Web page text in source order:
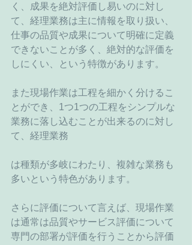
く、成果を絶対評価し易いのに対し
て、経理業務は主に情報を取り扱い、
仕事の品質や成果について明確に定義
できないことが多く、絶対的な評価を
しにくい、という特徴があります。
また現場作業は工程を細かく分けるこ
とができ、1つ1つの工程をシンプルな
業務に落し込むことが出来るのに対し
て、経理業務
は種類が多岐にわたり、複雑な業務も
多いという特色があります。
さらに評価について言えば、現場作業
は通常は品質やサービス評価について
専門の部署が評価を行うことから評価